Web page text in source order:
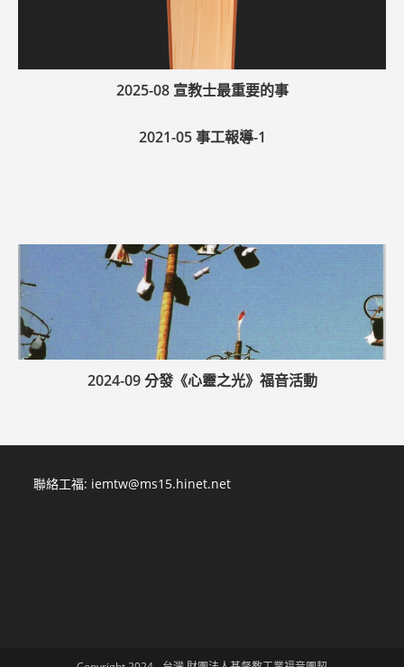
2025-08 宣教士最重要的事
2021-05 事工報導-1
2024-09 分發《心靈之光》福音活動
聯絡工福: iemtw@ms15.hinet.net